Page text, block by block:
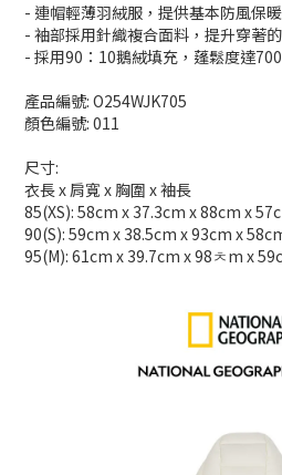
- 連帽輕薄羽絨服，提供基本防風保
- 袖部採用針織複合面料，提升穿著
- 採用90：10鵝絨填充，蓬鬆度達
產品編號: O254WJK705
顏色編號: 011
尺寸:
衣長 x 肩寬 x 胸圍 x 袖長
85(XS): 58cm x 37.3cm x 88cm x
90(S): 59cm x 38.5cm x 93cm x
95(M): 61cm x 39.7cm x 98ㅊm x